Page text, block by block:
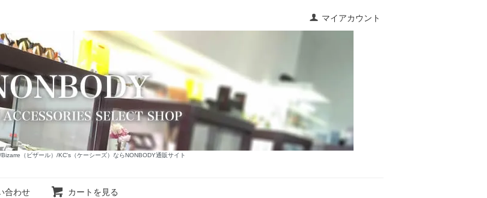
マイアカウント
（ビザール）/KC's（ケーシーズ）ならNONBODY通販サイト
合わせ カートを見る